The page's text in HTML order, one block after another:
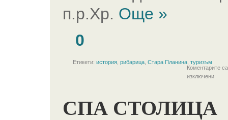
п.р.Хр. Още »
0
Етикети: история рибарица Стара Планина туризъм
Коментарите са
изключени
СПА СТОЛИЦА